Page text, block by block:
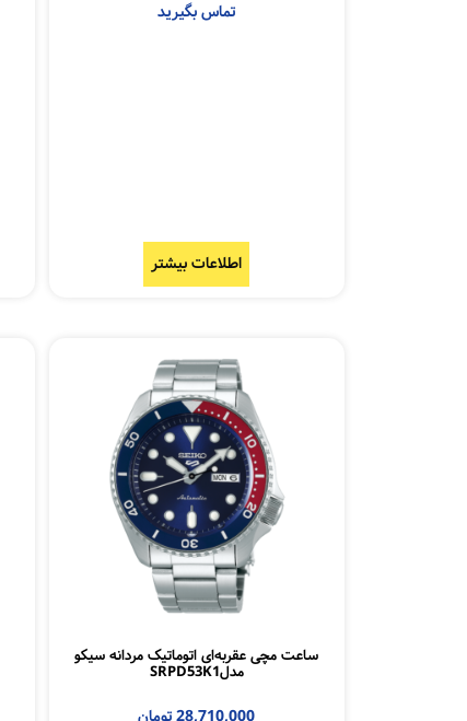
تماس بگیرید
اطلاعات بیشتر
ساعت مچی عقربه‌ای اتوماتیک مردانه سیکو
مدلSRPD53K1